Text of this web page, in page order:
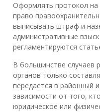
Оформлять протокол
право
выписывать штраф и
административные
регламентируются
В большинстве случаев
органов только
передается в районный
зависимости от того,
юридическое или